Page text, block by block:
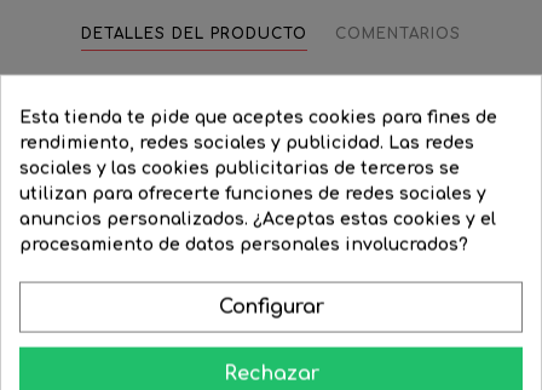
DETALLES DEL PRODUCTO COMENTARIOS
Fecha disponible: 2021-12-13
Ficha de datos
Lúmenes
Cocina
Dormitorio
Locales
Oficinas
Salón/Comedor
Esta tienda te pide que aceptes cookies para fines de
rendimiento, redes sociales y publicidad. Las redes
sociales y las cookies publicitarias de terceros se
utilizan para ofrecerte funciones de redes sociales y
anuncios personalizados. ¿Aceptas estas cookies y el
procesamiento de datos personales involucrados?
Configurar
Rechazar